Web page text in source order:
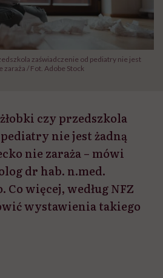
zaświadczenie od pediatry nie jest
zaraża / Fot. Adobe Stock
czy przedszkola
nie jest żadną
nie zaraża – mówi
dr hab. n.med.
Co więcej, według NFZ
wystawienia takiego